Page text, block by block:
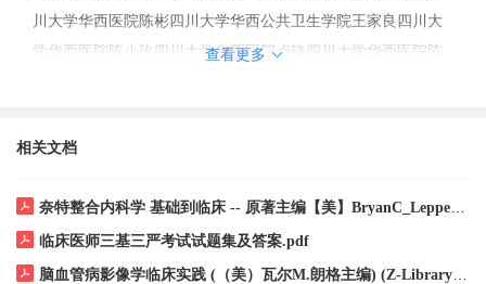
川大学华西医院陈彬四川大学华西公共卫生学院王家良四川大
学华西医院陈小玫四川大学华西医院卢静四川大学华西医院陈
查看更多
相关文档
奈特整合内科学 基础到临床 -- 原著主编【美】BryanC_Leppert 原著副主编【美】ChristopherR_Kelly 主译李海潮_杨莉 -- 2023 -- 北京大学医学出版社 -- 9787565927089 -- d473fc2bc03a4db4065d8c8145e8eb91 -- Anna’s Archive.pdf
临床医师三基三严考试试题集及答案.pdf
脑血管病影像学临床实践 (（美）瓦尔M.朗格主编) (Z-Library).pdf